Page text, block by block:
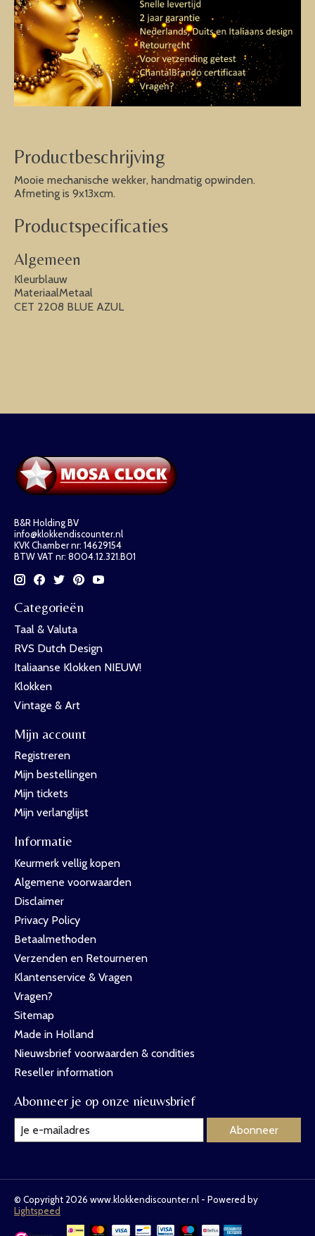
Productbeschrijving
Mooie mechanische wekker, handmatig opwinden.
Afmeting is 9x13xcm.
Productspecificaties
Algemeen
Kleurblauw
MateriaalMetaal
CET 2208 BLUE AZUL
B&R Holding BV
info@klokkendiscounter.nl
KVK Chamber nr: 14629154
BTW VAT nr: 8004.12.321.B01
Categorieën
Taal & Valuta
RVS Dutch Design
Italiaanse Klokken NIEUW!
Klokken
Vintage & Art
Mijn account
Registreren
Mijn bestellingen
Mijn tickets
Mijn verlanglijst
Informatie
Keurmerk vellig kopen
Algemene voorwaarden
Disclaimer
Privacy Policy
Betaalmethoden
Verzenden en Retourneren
Klantenservice & Vragen
Vragen?
Sitemap
Made in Holland
Nieuwsbrief voorwaarden & condities
Reseller information
Abonneer je op onze nieuwsbrief
Abonneer
© Copyright 2026 www.klokkendiscounter.nl - Powered by
Lightspeed